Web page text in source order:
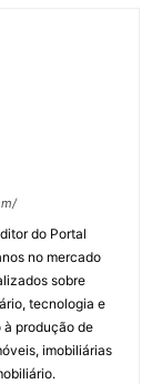
do Portal
no mercado
sobre
tecnologia e
à produção de
imobiliárias